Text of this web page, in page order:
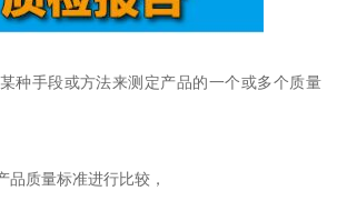
种手段或方法来测定产品的一个或多个质量
质量标准进行比较，